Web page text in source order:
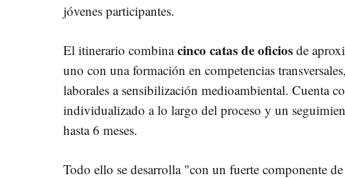
jóvenes participantes.
El itinerario combinacinco catas de oficios de
uno con una formación en competencias
laborales a sensibilización medioambiental. Cuenta
individualizado a lo largo del proceso y un
hasta 6 meses.
Todo ello se desarrolla "con un fuerte componente de